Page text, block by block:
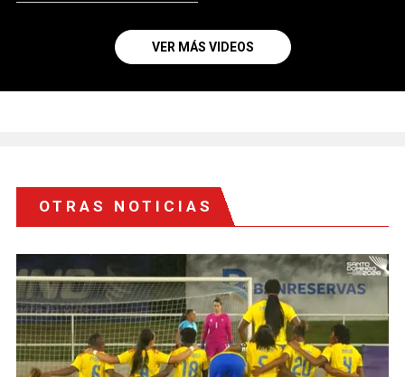
VER MÁS VIDEOS
OTRAS NOTICIAS